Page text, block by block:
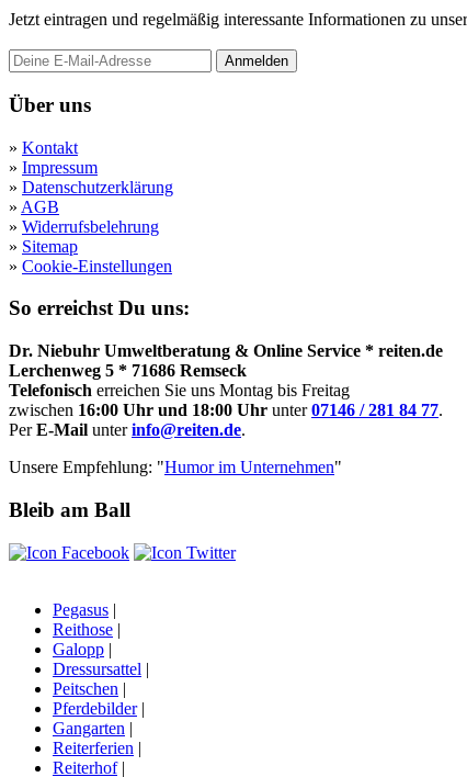
Jetzt eintragen und regelmäßig interessante Informationen zu
Anmelden
Über uns
» Kontakt
» Impressum
» Datenschutzerklärung
» AGB
» Widerrufsbelehrung
» Sitemap
» Cookie-Einstellungen
So erreichst Du uns:
Dr. Niebuhr Umweltberatung & Online Service * reiten.de
Lerchenweg 5 * 71686 Remseck
Telefonisch erreichen Sie uns Montag bis Freitag
zwischen 16:00 Uhr und 18:00 Uhr unter07146 / 281 84 77.
PerE-Mail unterinfo@reiten.de.
Unsere Empfehlung: "Humor im Unternehmen"
Bleib am Ball
Pegasus |
Reithose |
Galopp |
Dressursattel |
Peitschen |
Pferdebilder|
Gangarten |
Reiterferien |
Reiterhof|